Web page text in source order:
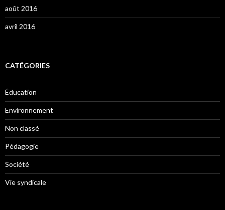
août 2016
avril 2016
CATÉGORIES
Éducation
Environnement
Non classé
Pédagogie
Société
Vie syndicale